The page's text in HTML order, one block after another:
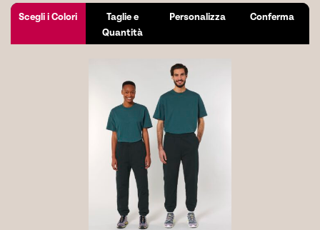
Scegli i Colori
Taglie e
Quantità
Personalizza Conferma